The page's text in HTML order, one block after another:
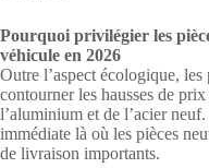
Pourquoi privilégier les
véhicule en 2026
Outre l’aspect écologique, les
contourner les hausses de
l’aluminium et de l’acier
immédiate là où les pièces
de livraison importants.